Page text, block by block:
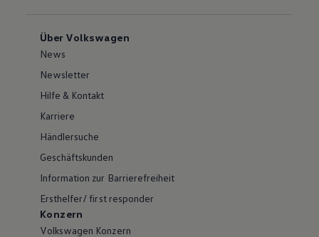
Über Volkswagen
News
Newsletter
Hilfe & Kontakt
Karriere
Händlersuche
Geschäftskunden
Information zur Barrierefreiheit
Ersthelfer/ first responder
Konzern
Volkswagen Konzern